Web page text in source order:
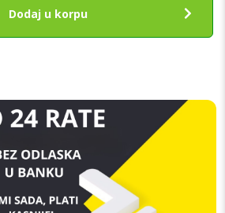
Dodaj u korpu